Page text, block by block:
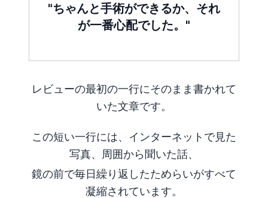
"ちゃんと手術ができるか、それ
が一番心配でした。"
レビューの最初の一行にそのまま書かれて
いた文章です。
この短い一行には、インターネットで見た
写真、周囲から聞いた話、
鏡の前で毎日繰り返したためらいがすべて
凝縮されています。